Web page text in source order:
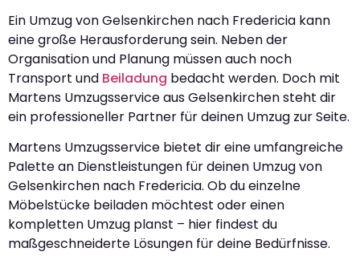
Ein Umzug von Gelsenkirchen nach Fredericia kann
eine große Herausforderung sein. Neben der
Organisation und Planung müssen auch noch
Transport und Beiladung bedacht werden. Doch mit
Martens Umzugsservice aus Gelsenkirchen steht dir
ein professioneller Partner für deinen Umzug zur Seite.
Martens Umzugsservice bietet dir eine umfangreiche
Palette an Dienstleistungen für deinen Umzug von
Gelsenkirchen nach Fredericia. Ob du einzelne
Möbelstücke beiladen möchtest oder einen
kompletten Umzug planst – hier findest du
maßgeschneiderte Lösungen für deine Bedürfnisse.